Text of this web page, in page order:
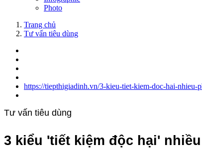
Photo
Trang chủ
Tư vấn tiêu dùng
https://tiepthigiadinh.vn/3-kieu-tiet-kiem-doc-hai-
Tư vấn tiêu dùng
3 kiểu 'tiết kiệm độc hại'